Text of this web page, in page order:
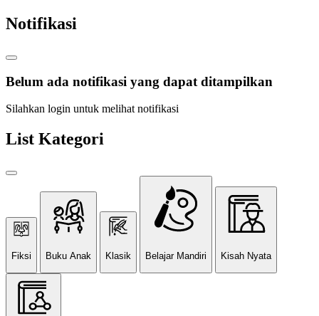
Notifikasi
Belum ada notifikasi yang dapat ditampilkan
Silahkan login untuk melihat notifikasi
List Kategori
Fiksi Buku Anak Klasik Belajar Mandiri Kisah Nyata